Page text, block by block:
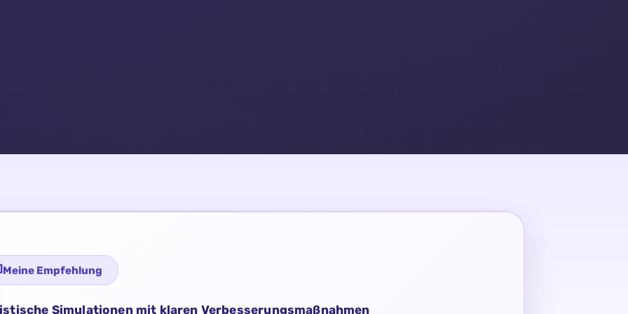
Meine Empfehlung
Simulationen mit klaren Verbesserungsmaßnahmen